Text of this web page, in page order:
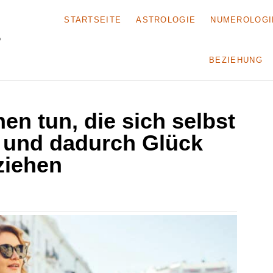
STARTSEITE ASTROLOGIE
BEZIEHUNG
tun, die sich selbst
dadurch Glück